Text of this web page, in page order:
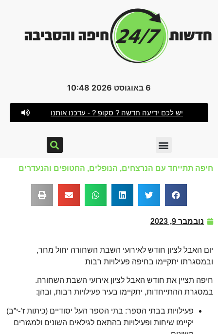
6 באוגוסט 2026 10:48
יש לכם ידיעה חדשה ? סקופ ? - עדכנו אותנו
חיפה תתייחד עם הנרצחים, הנופלים, החטופים והנעדרים
נובמבר 9, 2023
יום האבל לציון חודש לאירועי השבת השחורה יחול מחר,
ובמסגרתו יתקיימו בחיפה פעילויות רבות
חיפה תציין את חודש האבל לציון אירועי השבת השחורה.
במסגרת ההתייחדות, יתקיימו בעיר פעילויות רבות, ובהן:
פעילויות בבתי הספר: בתי הספר העל יסודיים (כיתות ז’-י”ב)
יקיימו שיחות ופעילויות בהתאם לגילאים השונים ולמגזרים